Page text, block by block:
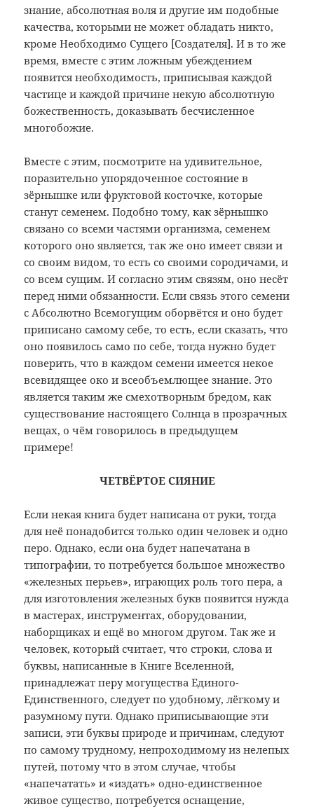
знание, абсолютная воля и другие им подобные
качества, которыми не может обладать никто,
кроме Необходимо Сущего [Создателя]. И в то же
время, вместе с этим ложным убеждением
появится необходимость, приписывая каждой
частице и каждой причине некую абсолютную
божественность, доказывать бесчисленное
многобожие.
Вместе с этим, посмотрите на удивительное,
поразительно упорядоченное состояние в
зёрнышке или фруктовой косточке, которые
станут семенем. Подобно тому, как зёрнышко
связано со всеми частями организма, семенем
которого оно является, так же оно имеет связи и
со своим видом, то есть со своими сородичами, и
со всем сущим. И согласно этим связям, оно несёт
перед ними обязанности. Если связь этого семени
с Абсолютно Всемогущим оборвётся и оно будет
приписано самому себе, то есть, если сказать, что
оно появилось само по себе, тогда нужно будет
поверить, что в каждом семени имеется некое
всевидящее око и всеобъемлющее знание. Это
является таким же смехотворным бредом, как
существование настоящего Солнца в прозрачных
вещах, о чём говорилось в предыдущем
примере!
ЧЕТВЁРТОЕ СИЯНИЕ
Если некая книга будет написана от руки, тогда
для неё понадобится только один человек и одно
перо. Однако, если она будет напечатана в
типографии, то потребуется большое множество
«железных перьев», играющих роль того пера, а
для изготовления железных букв появится нужда
в мастерах, инструментах, оборудовании,
наборщиках и ещё во многом другом. Так же и
человек, который считает, что строки, слова и
буквы, написанные в Книге Вселенной,
принадлежат перу могущества Единого-
Единственного, следует по удобному, лёгкому и
разумному пути. Однако приписывающие эти
записи, эти буквы природе и причинам, следуют
по самому трудному, непроходимому из нелепых
путей, потому что в этом случае, чтобы
«напечатать» и «издать» одно-единственное
живое существо, потребуется оснащение,